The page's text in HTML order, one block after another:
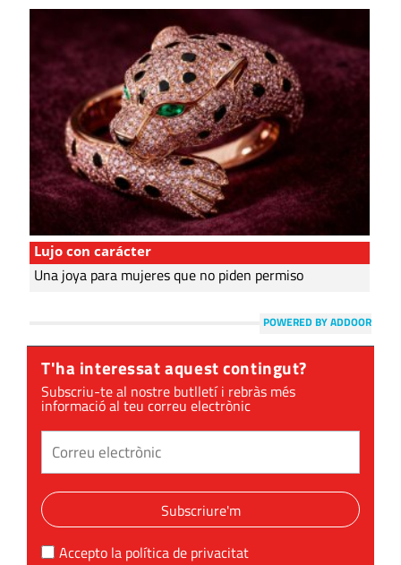
Lujo con carácter
Una joya para mujeres que no piden permiso
POWERED BY ADDOOR
T'ha interessat aquest contingut?
Subscriu-te al nostre butlletí i rebràs més
informació al teu correu electrònic
Subscriure'm
Accepto la política de privacitat